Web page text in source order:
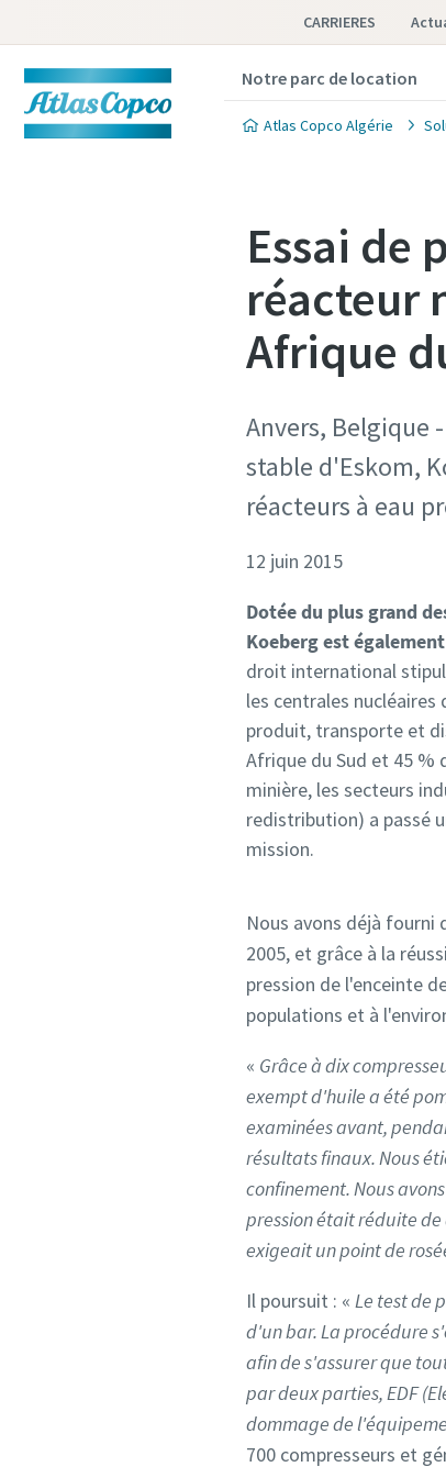
CARRIERES
Notre parc de location
Atlas Copco Algérie
Essai de
réacteur
Afrique
Anvers, Belgique
stable d'Eskom,
réacteurs à eau
12 juin 2015
Dotée du plus grand
Koeberg est
droit international
les centrales
produit, transporte et
Afrique du Sud et 45
minière, les secteurs
redistribution) a passé
mission.
Nous avons déjà
2005, et grâce à la
pression de l'enceinte
populations et à
« Grâce à dix
exempt d'huile a été
examinées avant,
résultats finaux. Nous
confinement. Nous
pression était réduite
exigeait un point de
Il poursuit : « Le test de
d'un bar. La procédure
afin de s'assurer que
par deux parties, EDF
dommage de
700 compresseurs et